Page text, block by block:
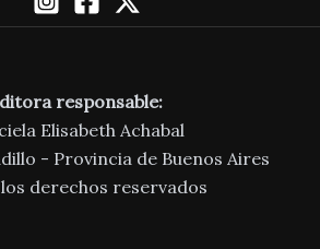
responsable:
Elisabeth Achabal
- Provincia de Buenos Aires
derechos reservados